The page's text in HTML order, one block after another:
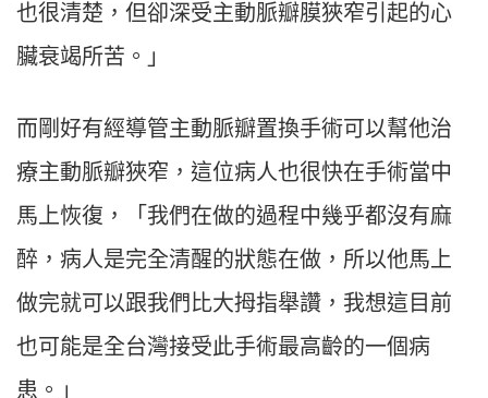
也很清楚，但卻深受主動脈瓣膜狹窄引起的心
臟衰竭所苦。」
而剛好有經導管主動脈瓣置換手術可以幫他治
療主動脈瓣狹窄，這位病人也很快在手術當中
馬上恢復，「我們在做的過程中幾乎都沒有麻
醉，病人是完全清醒的狀態在做，所以他馬上
做完就可以跟我們比大拇指舉讚，我想這目前
也可能是全台灣接受此手術最高齡的一個病
患。」